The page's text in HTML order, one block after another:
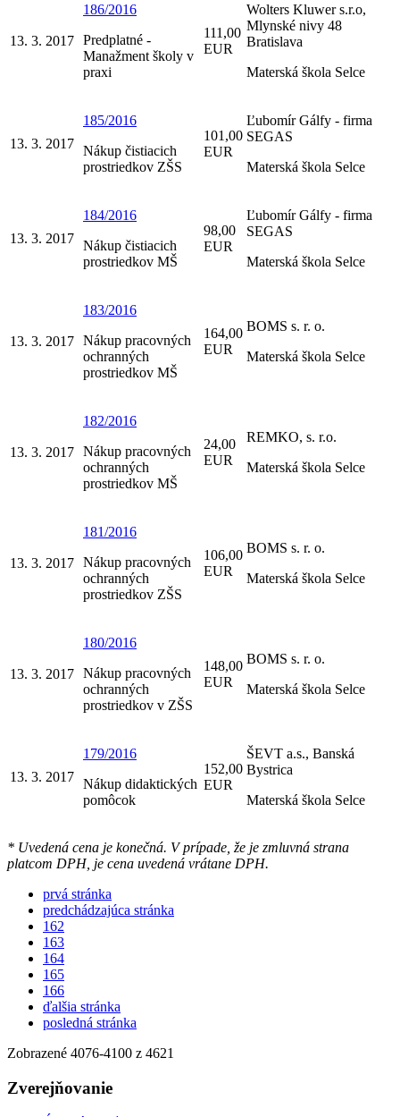
13. 3. 2017
186/2016
Predplatné -
Manažment školy v
praxi
111,00
EUR
Wolters Kluwer s.r.o,
Mlynské nivy 48
Bratislava
Materská škola Selce
13. 3. 2017
185/2016
Nákup čistiacich
prostriedkov ZŠS
101,00
EUR
Ľubomír Gálfy - firma
SEGAS
Materská škola Selce
13. 3. 2017
184/2016
Nákup čistiacich
prostriedkov MŠ
98,00
EUR
Ľubomír Gálfy - firma
SEGAS
Materská škola Selce
13. 3. 2017
183/2016
Nákup pracovných
ochranných
prostriedkov MŠ
164,00
EUR
BOMS s. r. o.
Materská škola Selce
13. 3. 2017
182/2016
Nákup pracovných
ochranných
prostriedkov MŠ
24,00
EUR
REMKO, s. r.o.
Materská škola Selce
13. 3. 2017
181/2016
Nákup pracovných
ochranných
prostriedkov ZŠS
106,00
EUR
BOMS s. r. o.
Materská škola Selce
13. 3. 2017
180/2016
Nákup pracovných
ochranných
prostriedkov v ZŠS
148,00
EUR
BOMS s. r. o.
Materská škola Selce
13. 3. 2017
179/2016
Nákup didaktických
pomôcok
152,00
EUR
ŠEVT a.s., Banská
Bystrica
Materská škola Selce
* Uvedená cena je konečná. V prípade, že je zmluvná strana
platcom DPH, je cena uvedená vrátane DPH.
prvá stránka
predchádzajúca stránka
162
163
164
165
166
ďalšia stránka
posledná stránka
Zobrazené 4076-4100 z 4621
Zverejňovanie